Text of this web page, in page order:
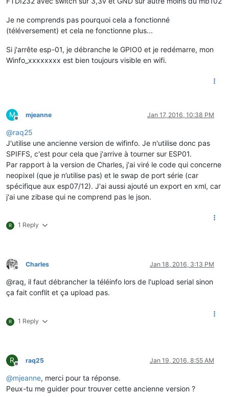
Je ne comprends pas pourquoi cela a fonctionné
(téléversement) et cela ne fonctionne plus...
Si j'arrête esp-01, je débranche le GPIO0 et je redémarre, mon
Winfo_xxxxxxxx est bien toujours visible en wifi.
M
Offline
mjeanne Jan 17, 2016, 10:38 PM
@raq25
J'utilise une ancienne version de wifinfo. Je n'utilise donc pas
SPIFFS, c'est pour cela que j'arrive à tourner sur ESP01.
Par rapport à la version de Charles, j'ai viré le code qui concerne
neopixel (que je n’utilise pas) et le swap de port série (car
spécifique aux esp07/12). J'ai aussi ajouté un export en xml, car
j'ai une zibase qui ne comprend pas le json.
R 1 Reply
Offline
Charles Jan 18, 2016, 3:13 PM
@raq, il faut débrancher la téléinfo lors de l'upload serial sinon
ça fait conflit et ça upload pas.
R 1 Reply
R
Offline
raq25 Jan 19, 2016, 8:55 AM
@mjeanne, merci pour ta réponse.
Peux-tu me guider pour trouver cette ancienne version ?